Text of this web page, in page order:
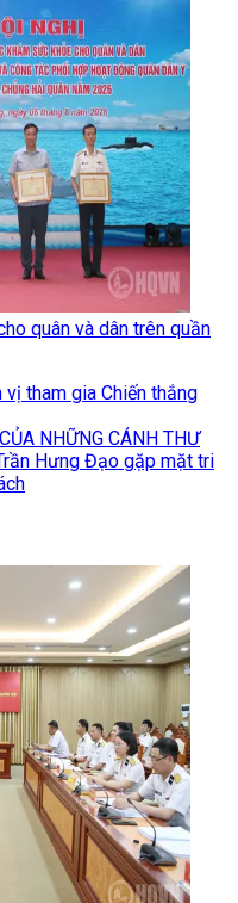
quân và dân trên quần
tham gia Chiến thắng
NHỮNG CÁNH THƯ
Hưng Đạo gặp mặt tri